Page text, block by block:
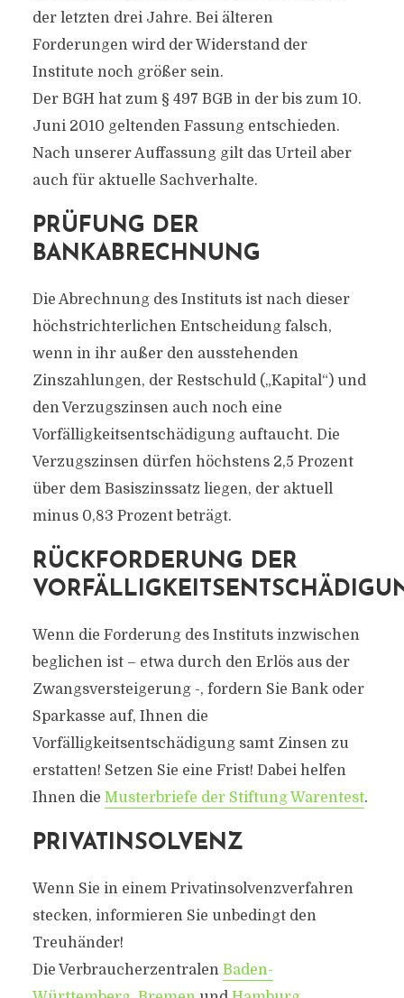
der letzten drei Jahre. Bei älteren
Forderungen wird der Widerstand der
Institute noch größer sein.
Der BGH hat zum § 497 BGB in der bis zum 10.
Juni 2010 geltenden Fassung entschieden.
Nach unserer Auffassung gilt das Urteil aber
auch für aktuelle Sachverhalte.
PRÜFUNG DER
BANKABRECHNUNG
Die Abrechnung des Instituts ist nach dieser
höchstrichterlichen Entscheidung falsch,
wenn in ihr außer den ausstehenden
Zinszahlungen, der Restschuld („Kapital“) und
den Verzugszinsen auch noch eine
Vorfälligkeitsentschädigung auftaucht. Die
Verzugszinsen dürfen höchstens 2,5 Prozent
über dem Basiszinssatz liegen, der aktuell
minus 0,83 Prozent beträgt.
RÜCKFORDERUNG DER
Wenn die Forderung des Instituts inzwischen
beglichen ist – etwa durch den Erlös aus der
Zwangsversteigerung -, fordern Sie Bank oder
Sparkasse auf, Ihnen die
Vorfälligkeitsentschädigung samt Zinsen zu
erstatten! Setzen Sie eine Frist! Dabei helfen
Ihnen die Musterbriefe der Stiftung Warentest.
PRIVATINSOLVENZ
Wenn Sie in einem Privatinsolvenzverfahren
stecken, informieren Sie unbedingt den
Treuhänder!
Die Verbraucherzentralen Baden-